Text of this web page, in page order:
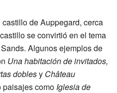
de Auppegard, cerca
se convirtió en el tema
Algunos ejemplos de
Una habitación de invitados,
doblesy Château
paisajes como Iglesia de